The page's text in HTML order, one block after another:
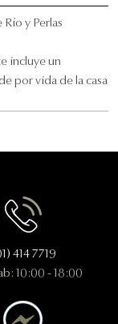
y Perlas
incluye un
por vida de la casa
414 7719
10:00 - 18:00